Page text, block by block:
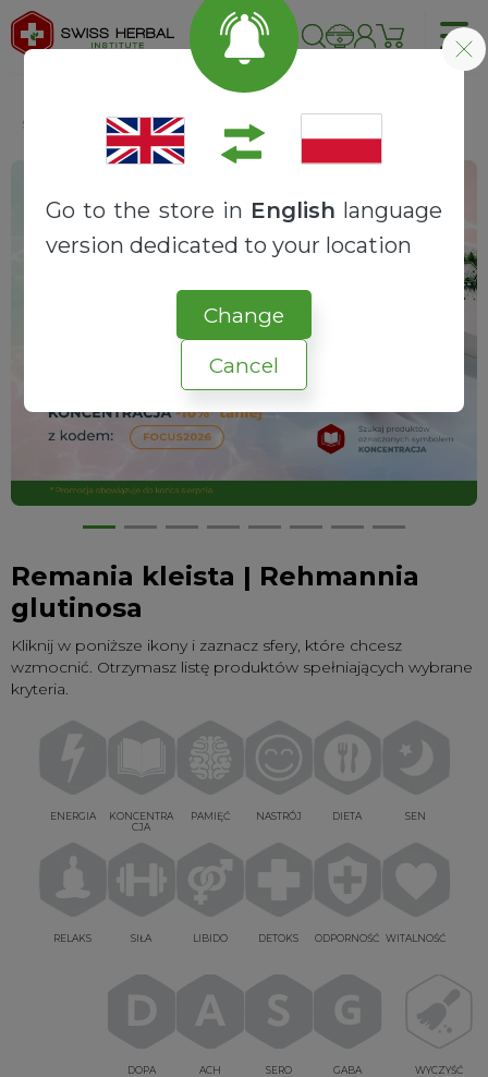
Go to the store in English language
version dedicated to your location
Change
Cancel
Strona główna Składniki Remania kleista | Rehmannia glutinosa
Remania kleista | Rehmannia
glutinosa
Kliknij w poniższe ikony i zaznacz sfery, które chcesz
wzmocnić. Otrzymasz listę produktów spełniających wybrane
kryteria.
ENERGIA
KONCENTRA
CJA
PAMIĘĆ NASTRÓJ DIETA SEN
RELAKS SIŁA LIBIDO DETOKS ODPORNOŚĆ WITALNOŚĆ
DOPA ACH SERO GABA WYCZYŚĆ